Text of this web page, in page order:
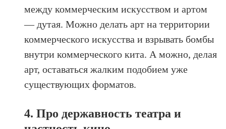
между коммерческим искусством и артом
— дутая. Можно делать арт на территории
коммерческого искусства и взрывать бомбы
внутри коммерческого кита. А можно, делая
арт, оставаться жалким подобием уже
существующих форматов.
4. Про державность театра и